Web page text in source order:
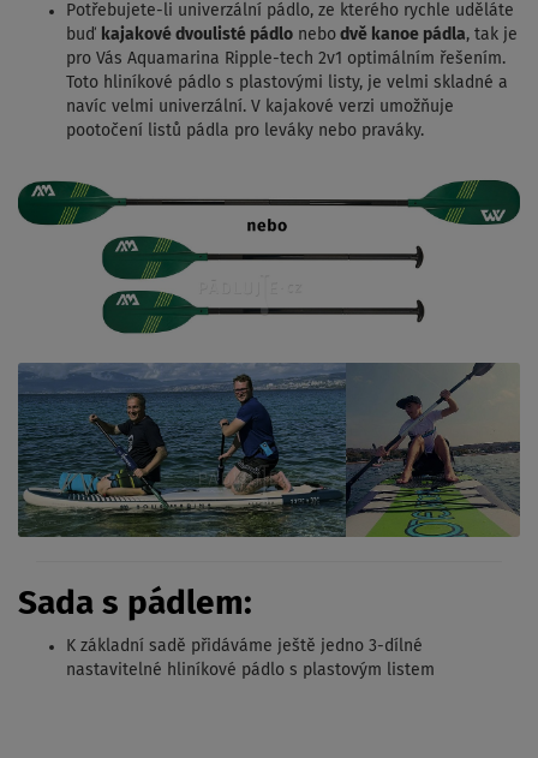
Potřebujete-li univerzální pádlo, ze kterého rychle uděláte
buď kajakové dvoulisté pádlo nebo dvě kanoe pádla, tak je
pro Vás Aquamarina Ripple-tech 2v1 optimálním řešením.
Toto hliníkové pádlo s plastovými listy, je velmi skladné a
navíc velmi univerzální. V kajakové verzi umožňuje
pootočení listů pádla pro leváky nebo praváky.
Sada s pádlem:
K základní sadě přidáváme ještě jedno 3-dílné
nastavitelné hliníkové pádlo s plastovým listem